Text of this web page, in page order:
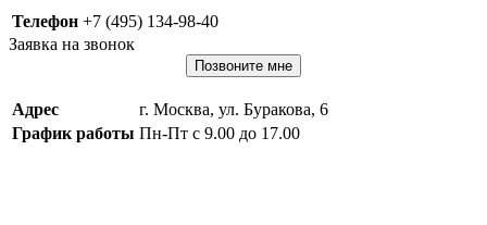
Телефон +7 (495) 134-98-40
Заявка на звонок
Позвоните мне
Адрес
г. Москва, ул. Буракова, 6
График работы Пн-Пт с 9.00 до 17.00